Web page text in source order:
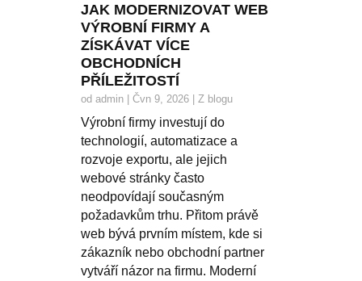
JAK MODERNIZOVAT WEB
VÝROBNÍ FIRMY A
ZÍSKÁVAT VÍCE
OBCHODNÍCH
PŘÍLEŽITOSTÍ
od admin| Čvn 9, 2026| Z blogu
Výrobní firmy investují do
technologií, automatizace a
rozvoje exportu, ale jejich
webové stránky často
neodpovídají současným
požadavkům trhu. Přitom právě
web bývá prvním místem, kde si
zákazník nebo obchodní partner
vytváří názor na firmu. Moderní